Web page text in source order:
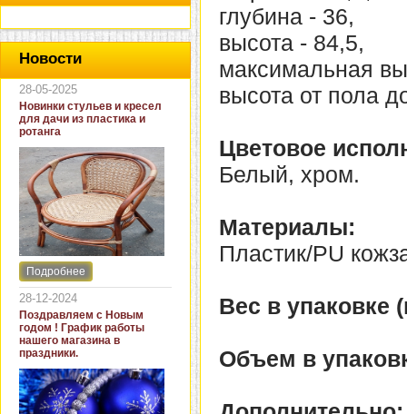
Новости
28-05-2025
Новинки стульев и кресел
для дачи из пластика и
ротанга
Интернет-магазин "Кровать
и диван" представляет
новинки стульев и кресел
для дачи. В ассортименте
представлены как
бюджетные модели из
пластика для дачи, так и
кресла для загородных
домов из натурального и
искусственного ротанга.
Подробнее
28-12-2024
Поздравляем с Новым
годом ! График работы
нашего магазина в
праздники.
глубина - 36,
высота - 84,5,
максимальная
высота от пола
Цветовое
Белый, хром.
Материалы:
Пластик/PU
Вес в упаковке
Объем в